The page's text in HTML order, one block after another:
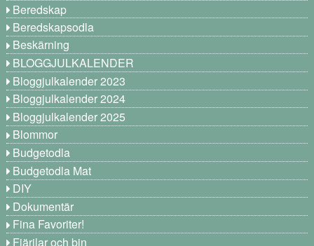
Beredskap
Beredskapsodla
Beskärning
BLOGGJULKALENDER
Bloggjulkalender 2023
Bloggjulkalender 2024
Bloggjulkalender 2025
Blommor
Budgetodla
Budgetodla Mat
DIY
Dokumentär
Fina Favoriter!
Fjärilar och bin